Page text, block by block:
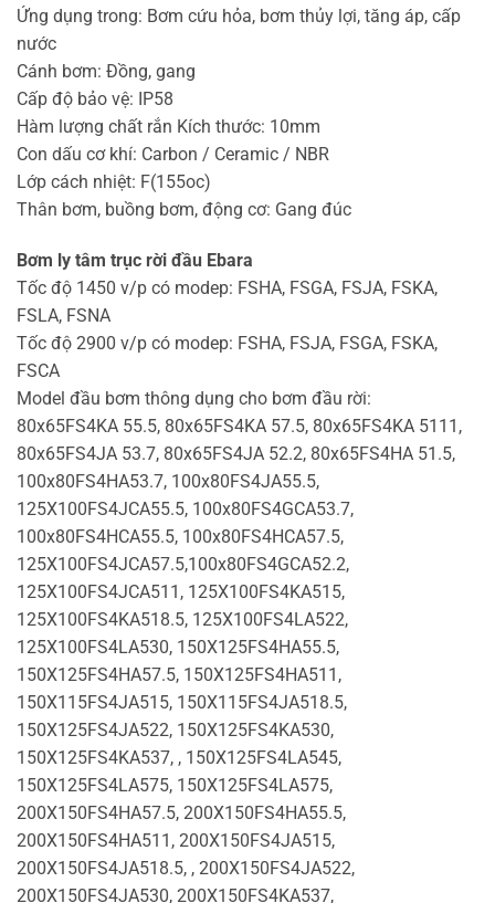
Ứng dụng trong: Bơm cứu hỏa, bơm thủy lợi, tăng áp, cấp
nước
Cánh bơm: Đồng, gang
Cấp độ bảo vệ: IP58
Hàm lượng chất rắn Kích thước: 10mm
Con dấu cơ khí: Carbon / Ceramic / NBR
Lớp cách nhiệt: F(155oc)
Thân bơm, buồng bơm, động cơ: Gang đúc
Bơm ly tâm trục rời đầu Ebara
Tốc độ 1450 v/p có modep: FSHA, FSGA, FSJA, FSKA,
FSLA, FSNA
Tốc độ 2900 v/p có modep: FSHA, FSJA, FSGA, FSKA,
FSCA
Model đầu bơm thông dụng cho bơm đầu rời:
80x65FS4KA 55.5, 80x65FS4KA 57.5, 80x65FS4KA 5111,
80x65FS4JA 53.7, 80x65FS4JA 52.2, 80x65FS4HA 51.5,
100x80FS4HA53.7, 100x80FS4JA55.5,
125X100FS4JCA55.5, 100x80FS4GCA53.7,
100x80FS4HCA55.5, 100x80FS4HCA57.5,
125X100FS4JCA57.5,100x80FS4GCA52.2,
125X100FS4JCA511, 125X100FS4KA515,
125X100FS4KA518.5, 125X100FS4LA522,
125X100FS4LA530, 150X125FS4HA55.5,
150X125FS4HA57.5, 150X125FS4HA511,
150X115FS4JA515, 150X115FS4JA518.5,
150X125FS4JA522, 150X125FS4KA530,
150X125FS4KA537, , 150X125FS4LA545,
150X125FS4LA575, 150X125FS4LA575,
200X150FS4HA57.5, 200X150FS4HA55.5,
200X150FS4HA511, 200X150FS4JA515,
200X150FS4JA518.5, , 200X150FS4JA522,
200X150FS4JA530, 200X150FS4KA537,